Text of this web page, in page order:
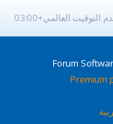
التوقيت العالمي+03:00
Premium